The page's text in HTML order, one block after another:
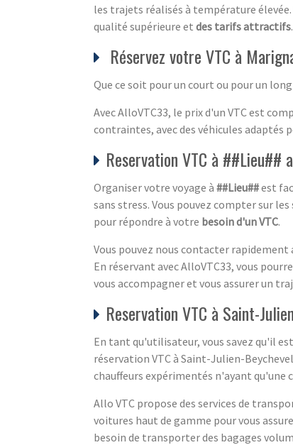
les trajets réalisés à température
qualité supérieure et des tarifs attractifs.
Réservez votre VTC à
Que ce soit pour un court ou pour un
Avec AlloVTC33, le prix d'un VTC est
contraintes, avec des véhicules adaptés
Reservation VTC à ##Lieu##
Organiser votre voyage à ##Lieu##est
sans stress. Vous pouvez compter sur les
pour répondre à votre besoin d'un VTC.
Vous pouvez nous contacter rapidement
En réservant avec AlloVTC33, vous
vous accompagner et vous assurer un
Reservation VTC à Saint-
En tant qu'utilisateur, vous savez qu'il
réservation VTC à Saint-Julien-
chauffeurs expérimentés n'ayant qu'une
Allo VTC propose des services de
voitures haut de gamme pour vous
besoin de transporter des bagages